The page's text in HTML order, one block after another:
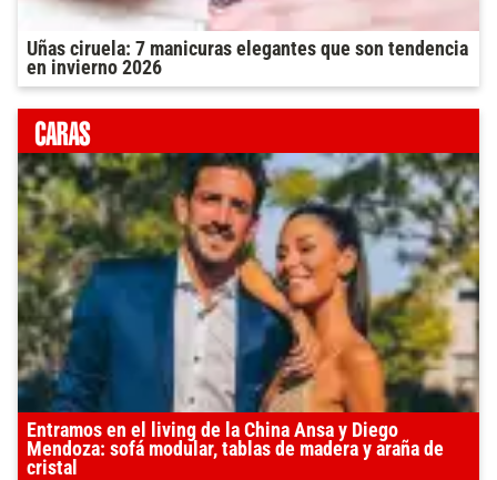
Uñas ciruela: 7 manicuras elegantes que son tendencia
en invierno 2026
Entramos en el living de la China Ansa y Diego
Mendoza: sofá modular, tablas de madera y araña de
cristal